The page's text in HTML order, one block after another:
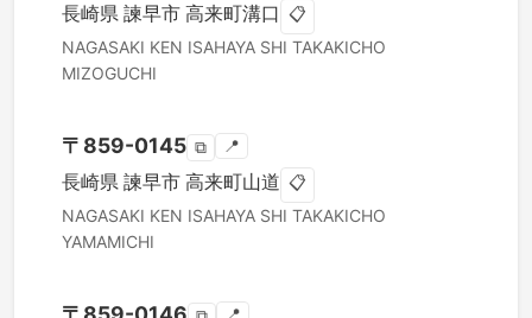
長崎県 諫早市 高来町溝口 📋
NAGASAKI KEN ISAHAYA SHI TAKAKICHO
MIZOGUCHI
〒 859-0145 ⧉ 📍
長崎県 諫早市 高来町山道 📋
NAGASAKI KEN ISAHAYA SHI TAKAKICHO
YAMAMICHI